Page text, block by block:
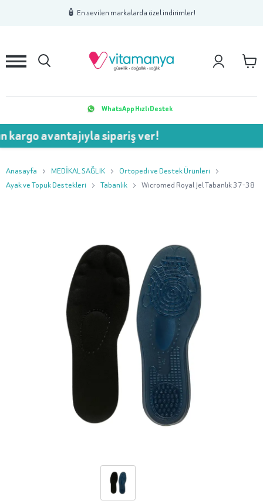
🧴 En sevilen markalarda özel indirimler!
2 3
WhatsApp Hızlı Destek
avantajıyla sipariş ver!
Anasayfa MEDİKAL SAĞLIK
Ortopedi ve Destek Ürünleri
Ayak ve Topuk Destekleri
Tabanlık Wicromed Royal Jel Tabanlık 37-38